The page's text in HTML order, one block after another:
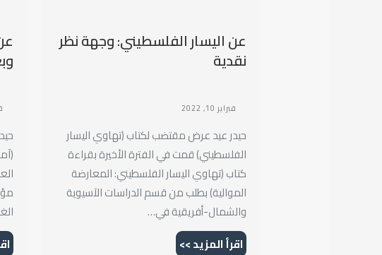
عن اليسار الفلسطيني: وجهة نظر
نقدية
فبراير 10, 2022
حيدر عيد عرض مقتضب لكتاب (تهاوي اليسار
الفلسطيني) قمت في الفترة الأخيرة بقراءة
كتاب (تهاوي اليسار الفلسطيني: المعارضة
الموالية) بطلب من قسم الدراسات الآسيوية
والشمال-أفريقية في…
اقرأ المزيد >>